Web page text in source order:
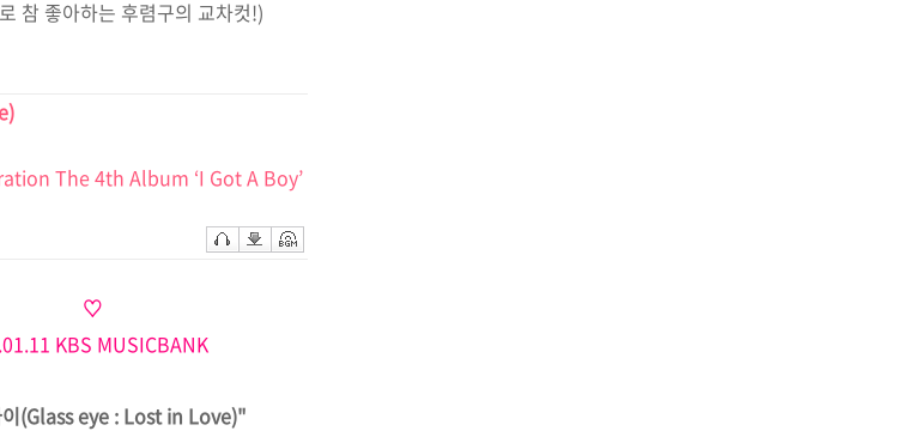
참 좋아하는 후렴구의 교차컷!)
The 4th Album ‘I Got A Boy’
♡
KBS MUSICBANK
(Glass eye : Lost in Love)"